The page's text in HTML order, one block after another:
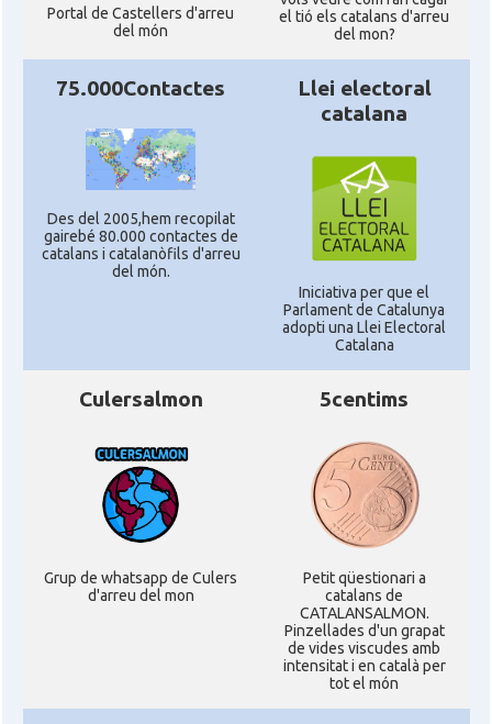
Portal de Castellers d'arreu
del món
el tió els catalans d'arreu
del mon?
75.000Contactes
Des del 2005,hem recopilat
gairebé 80.000 contactes de
catalans i catalanòfils d'arreu
del món.
Llei electoral
catalana
Iniciativa per que el
Parlament de Catalunya
adopti una Llei Electoral
Catalana
Culersalmon
Grup de whatsapp de Culers
d'arreu del mon
5centims
Petit qüestionari a
catalans de
CATALANSALMON.
Pinzellades d'un grapat
de vides viscudes amb
intensitat i en català per
tot el món